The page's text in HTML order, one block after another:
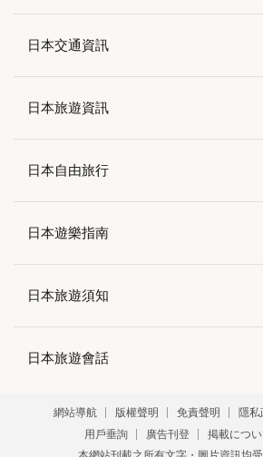
日本交通資訊
日本旅遊資訊
日本自由旅行
日本遊樂指南
日本旅遊須知
日本旅遊會話
網站導航 版權聲明 免責聲明 隱私
用戶垂詢
廣告刊登
掲載につい